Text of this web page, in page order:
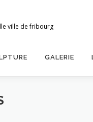
ville de fribourg
GALERIE